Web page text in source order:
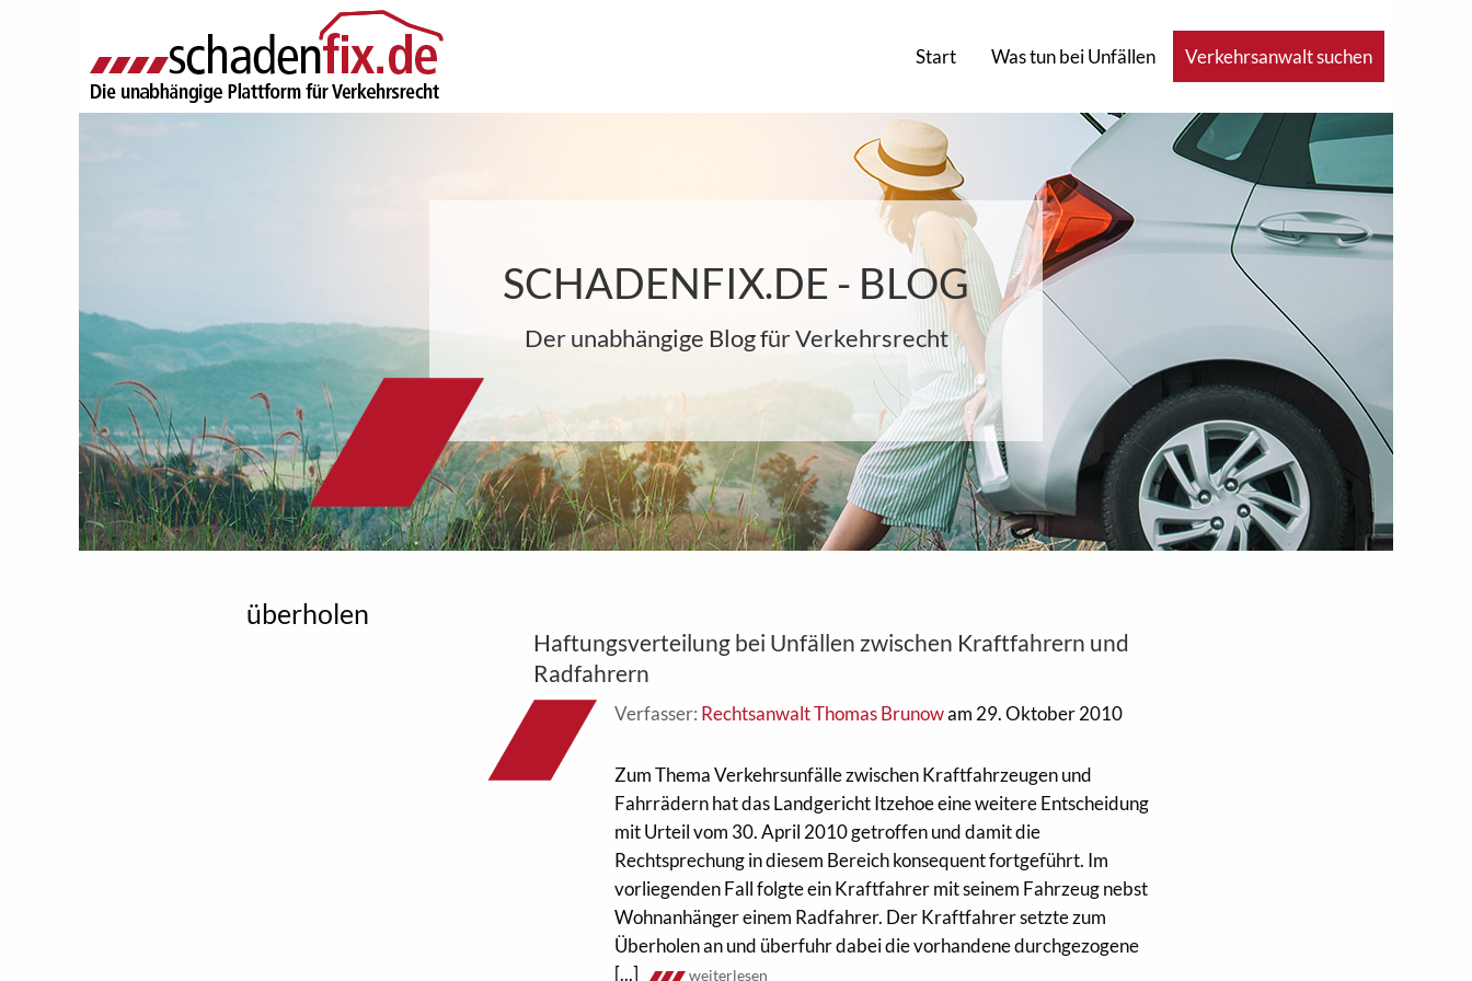
Start Was tun bei Unfällen Verkehrsanwalt suchen
SCHADENFIX.DE - BLOG
Der unabhängige Blog für Verkehrsrecht
überholen
Haftungsverteilung bei Unfällen zwischen Kraftfahrern und
Radfahrern
Verfasser: Rechtsanwalt Thomas Brunowam 29. Oktober 2010
Zum Thema Verkehrsunfälle zwischen Kraftfahrzeugen und
Fahrrädern hat das Landgericht Itzehoe eine weitere Entscheidung
mit Urteil vom 30. April 2010 getroffen und damit die
Rechtsprechung in diesem Bereich konsequent fortgeführt. Im
vorliegenden Fall folgte ein Kraftfahrer mit seinem Fahrzeug nebst
Wohnanhänger einem Radfahrer. Der Kraftfahrer setzte zum
Überholen an und überfuhr dabei die vorhandene durchgezogene
[...]
weiterlesen